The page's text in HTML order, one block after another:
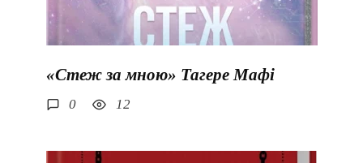
«Стеж за мною» Тагере Мафі
0 12